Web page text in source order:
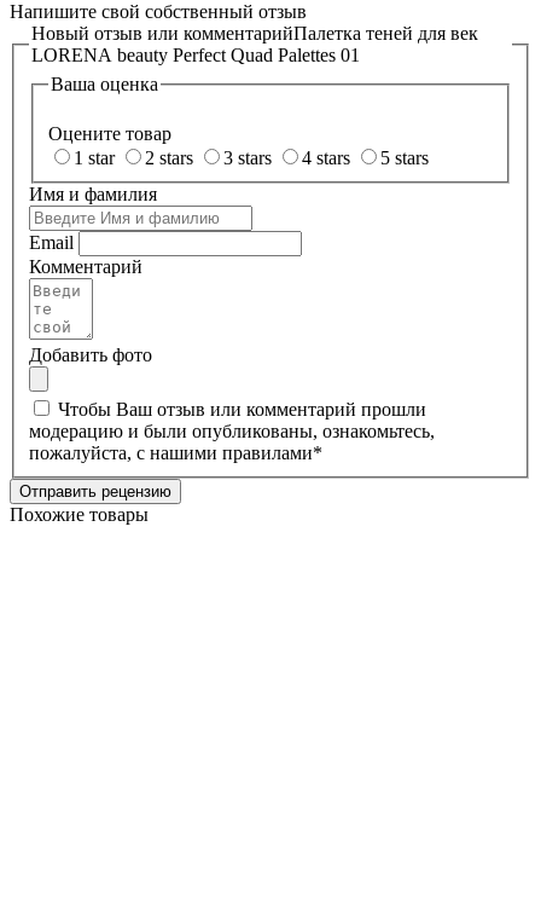
Напишите свой собственный отзыв
Новый отзыв или комментарийПалетка теней для век
LORENA beauty Perfect Quad Palettes 01
Ваша оценка
Оцените товар
1 star
2 stars 3 stars 4 stars
5 stars
Имя и фамилия
Email
Комментарий
Добавить фото
Чтобы Ваш отзыв или комментарий прошли
модерацию и были опубликованы, ознакомьтесь,
пожалуйста, с нашими правилами*
Отправить рецензию
Похожие товары